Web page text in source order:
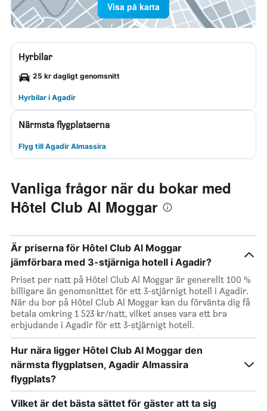
Visa på karta
Hyrbilar
25 kr dagligt genomsnitt
Hyrbilar i Agadir
Närmsta flygplatserna
Flyg till Agadir Almassira
Vanliga frågor när du bokar med
Hôtel Club Al Moggar
Är priserna för Hôtel Club Al Moggar
jämförbara med 3-stjärniga hotell i Agadir?
Priset per natt på Hôtel Club Al Moggar är generellt 100 %
billigare än genomsnittet för ett 3-stjärnigt hotell i Agadir.
När du bor på Hôtel Club Al Moggar kan du förvänta dig få
betala omkring 1 523 kr/natt, vilket anses vara ett bra
erbjudande i Agadir för ett 3-stjärnigt hotell.
Hur nära ligger Hôtel Club Al Moggar den
närmsta flygplatsen, Agadir Almassira
flygplats?
Vilket är det bästa sättet för gäster att ta sig